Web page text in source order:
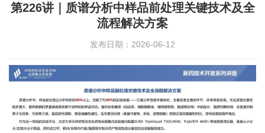
第226讲｜质谱分析中样品前处理关键技术及全
流程解决方案
发布日期：2026-06-12